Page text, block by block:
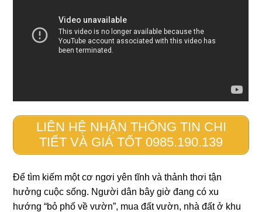
LIÊN HỆ NHẬN THÔNG TIN CHI
TIẾT VÀ GIÁ TỐT 0985.190.139
Để tìm kiếm một cơ ngơi yên tĩnh và thảnh thơi tận
hưởng cuộc sống. Người dân bây giờ đang có xu
hướng “bỏ phố về vườn”, mua đất vườn, nhà đất ở khu